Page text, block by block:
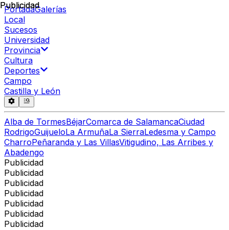
PortadaGalerías
Local
Sucesos
Universidad
Provincia
Cultura
Deportes
Campo
Castilla y León
Alba de TormesBéjarComarca de SalamancaCiudad
RodrigoGuijueloLa ArmuñaLa SierraLedesma y Campo
CharroPeñaranda y Las VillasVitigudino, Las Arribes y
Abadengo
Publicidad
Publicidad
Publicidad
Publicidad
Publicidad
Publicidad
Publicidad
Publicidad
Publicidad